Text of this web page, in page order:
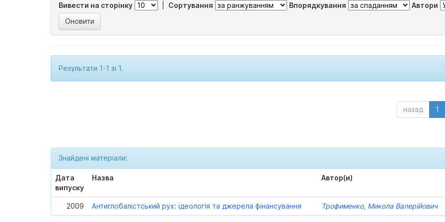
Вивести на сторінку Сортування Впорядкування Автори
Результати 1-1 зі 1.
назад 1
Знайдені матеріали:
Дата
випуску
Назва Автор(и)
2009 Антиглобалістський рух: ідеологія та джерела фінансування Трофименко, Микола Валерійович